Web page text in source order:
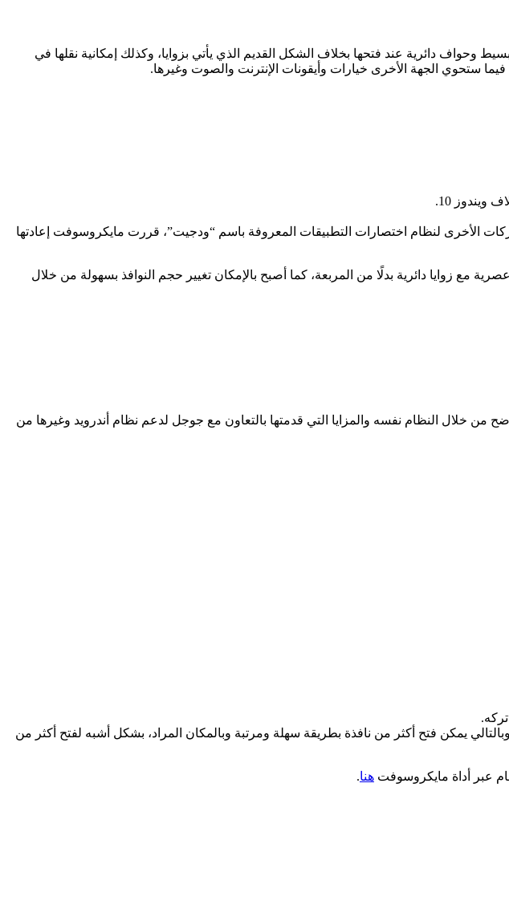
وحواف دائرية عند فتحها بخلاف الشكل القديم الذي يأتي بزوايا، وكذلك إمكانية نقلها في
ستحوي الجهة الأخرى خيارات وأيقونات الإنترنت والصوت وغيرها.
10.
الأخرى لنظام اختصارات التطبيقات المعروفة باسم “ودجيت”، قررت مايكروسوفت إعادتها
مع زوايا دائرية بدلًا من المربعة، كما أصبح بالإمكان تغيير حجم النوافذ بسهولة من خلال
مع أجهزتها والأنظمة الأخرى، وهذا واضح من خلال النظام نفسه والمزايا التي قدمتها بالتعاون مع جوجل لدعم نظام أندرويد وغيرها من
يمكن فتح أكثر من نافذة بطريقة سهلة ومرتبة وبالمكان المراد، بشكل أشبه لفتح أكثر من
عبر أداة مايكروسوفت هنا.